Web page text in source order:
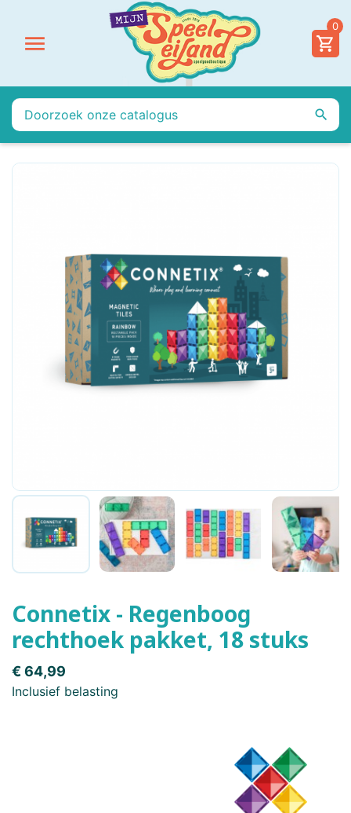

0

Connetix - Regenboog
rechthoek pakket, 18 stuks
€ 64,99
Inclusief belasting